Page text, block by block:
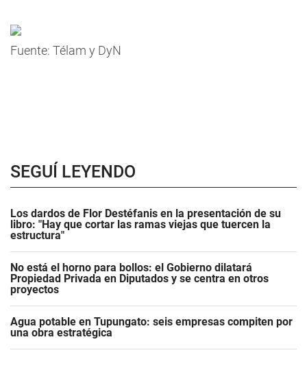
Fuente: Télam y DyN
SEGUÍ LEYENDO
Los dardos de Flor Destéfanis en la presentación de su
libro: "Hay que cortar las ramas viejas que tuercen la
estructura"
No está el horno para bollos: el Gobierno dilatará
Propiedad Privada en Diputados y se centra en otros
proyectos
Agua potable en Tupungato: seis empresas compiten por
una obra estratégica